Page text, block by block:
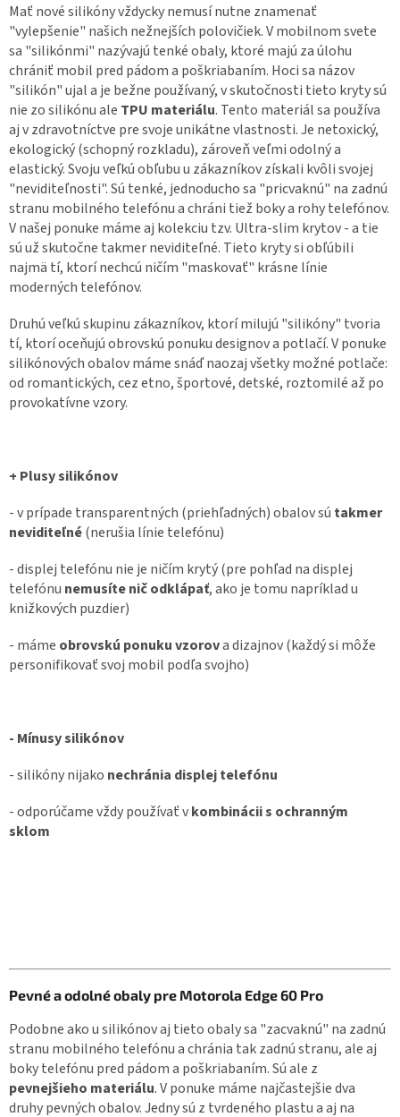
Mať nové silikóny vždycky nemusí nutne znamenať
"vylepšenie" našich nežnejších polovičiek. V mobilnom svete
sa "silikónmi" nazývajú tenké obaly, ktoré majú za úlohu
chrániť mobil pred pádom a poškriabaním. Hoci sa názov
"silikón" ujal a je bežne používaný, v skutočnosti tieto kryty sú
nie zo silikónu ale TPU materiálu. Tento materiál sa používa
aj v zdravotníctve pre svoje unikátne vlastnosti. Je netoxický,
ekologický (schopný rozkladu), zároveň veľmi odolný a
elastický. Svoju veľkú obľubu u zákazníkov získali kvôli svojej
"neviditeľnosti". Sú tenké, jednoducho sa "pricvaknú" na zadnú
stranu mobilného telefónu a chráni tiež boky a rohy telefónov.
V našej ponuke máme aj kolekciu tzv. Ultra-slim krytov - a tie
sú už skutočne takmer neviditeľné. Tieto kryty si obľúbili
najmä tí, ktorí nechcú ničím "maskovať" krásne línie
moderných telefónov.
Druhú veľkú skupinu zákazníkov, ktorí milujú "silikóny" tvoria
tí, ktorí oceňujú obrovskú ponuku designov a potlačí. V ponuke
silikónových obalov máme snáď naozaj všetky možné potlače:
od romantických, cez etno, športové, detské, roztomilé až po
provokatívne vzory.
+ Plusy silikónov
- v prípade transparentných (priehľadných) obalov sú takmer
neviditeľné(nerušia línie telefónu)
- displej telefónu nie je ničím krytý (pre pohľad na displej
telefónu nemusíte nič odklápať, ako je tomu napríklad u
knižkových puzdier)
- máme obrovskú ponuku vzorova dizajnov (každý si môže
personifikovať svoj mobil podľa svojho)
- Mínusy silikónov
- silikóny nijako nechránia displej telefónu
- odporúčame vždy používať vkombinácii s ochranným
sklom
Pevné a odolné obaly pre Motorola Edge 60 Pro
Podobne ako u silikónov aj tieto obaly sa "zacvaknú" na zadnú
stranu mobilného telefónu a chránia tak zadnú stranu, ale aj
boky telefónu pred pádom a poškriabaním. Sú ale z
pevnejšieho materiálu. V ponuke máme najčastejšie dva
druhy pevných obalov. Jedny sú z tvrdeného plastu a aj na